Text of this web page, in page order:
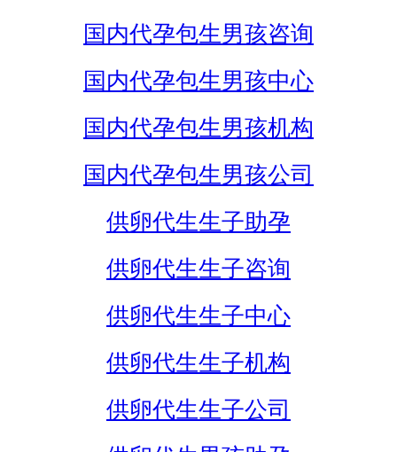
国内代孕包生男孩咨询
国内代孕包生男孩中心
国内代孕包生男孩机构
国内代孕包生男孩公司
供卵代生生子助孕
供卵代生生子咨询
供卵代生生子中心
供卵代生生子机构
供卵代生生子公司